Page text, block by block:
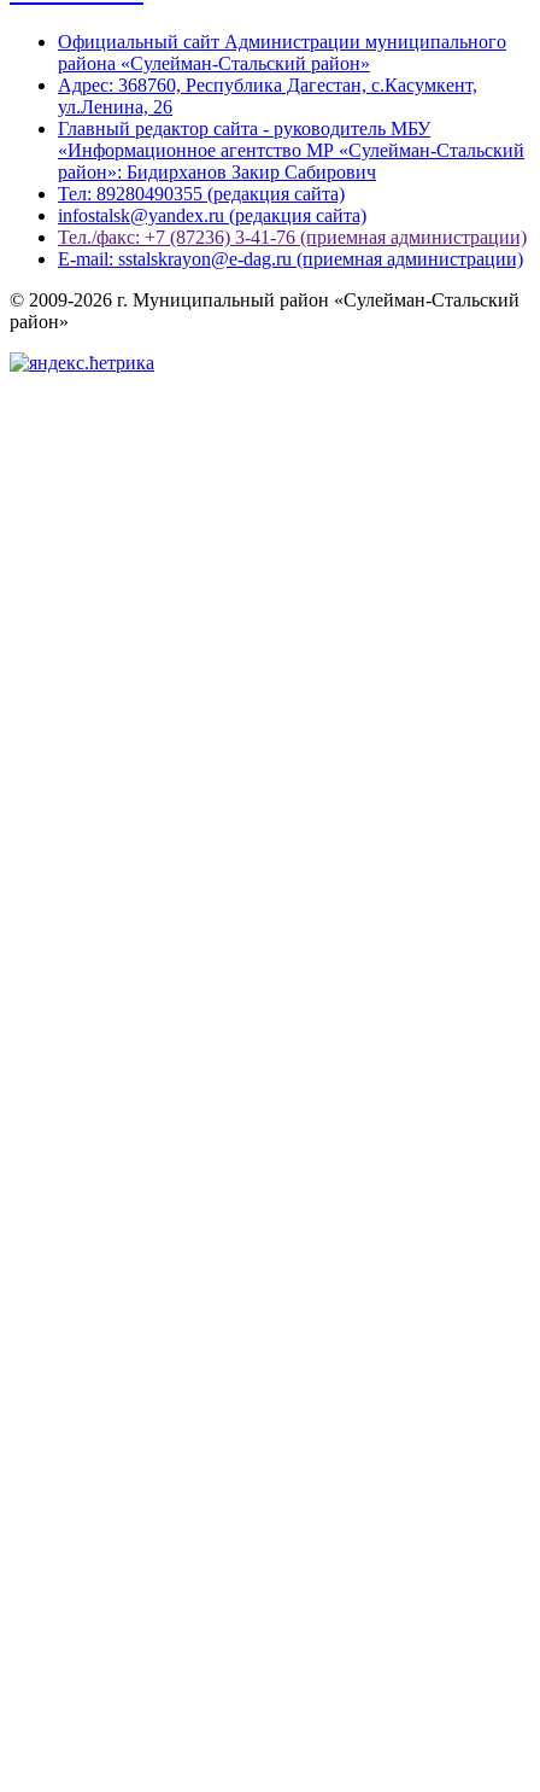
Официальный сайт Администрации муниципального
района «Сулейман-Стальский район»
Адрес: 368760, Республика Дагестан, с.Касумкент,
ул.Ленина, 26
Главный редактор сайта - руководитель МБУ
«Информационное агентство МР «Сулейман-Стальский
район»: Бидирханов Закир Сабирович
Тел: 89280490355 (редакция сайта)
infostalsk@yandex.ru (редакция сайта)
Тел./факс: +7 (87236) 3-41-76 (приемная администрации)
E-mail: sstalskrayon@e-dag.ru (приемная администрации)
© 2009-2026 г. Муниципальный район «Сулейман-Стальский
район»